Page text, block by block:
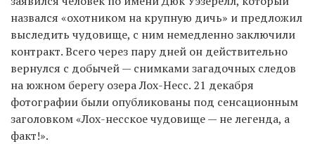
назвался «охотником на крупную дичь» и предложил
выследить чудовище, с ним немедленно заключили
контракт. Всего через пару дней он действительно
вернулся с добычей — снимками загадочных следов
на южном берегу озера Лох-Несс. 21 декабря
фотографии были опубликованы под сенсационным
заголовком «Лох-несское чудовище — не легенда, а
факт!».